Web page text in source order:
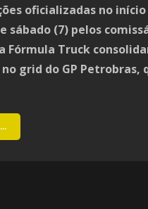
oficializadas no início
sábado (7) pelos
Fórmula Truck
grid do GP Petrobras,